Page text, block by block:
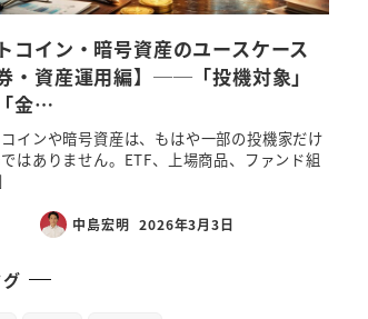
コイン・暗号資産のユースケース
券・資産運用編】──「投機対象」
金…
インや暗号資産は、もはや一部の投機家だけ
はありません。ETF、上場商品、ファンド組
中島宏明 2026年3月3日